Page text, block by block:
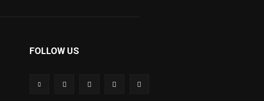
FOLLOW US